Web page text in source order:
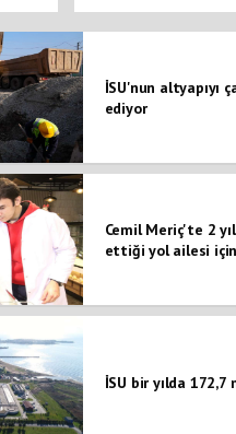
İSU'nun altyapıyı
ediyor
Cemil Meriç'te 2
ettiği yol ailesi
İSU bir yılda